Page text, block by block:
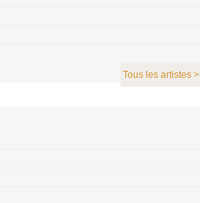
Tous les artistes >